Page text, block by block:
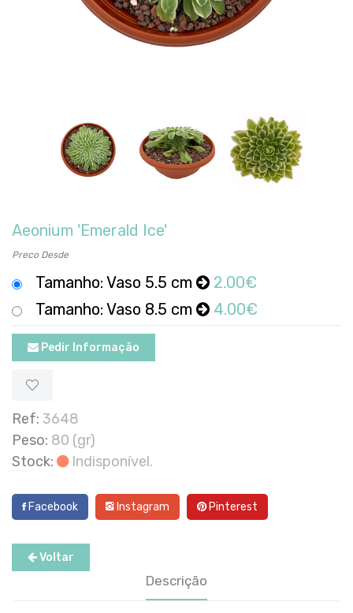
Aeonium 'Emerald Ice'
Preco Desde
Tamanho: Vaso 5.5 cm
2.00€
Tamanho: Vaso 8.5 cm
4.00€
Pedir Informação
Ref: 3648
Peso: 80 (gr)
Stock:
Indisponível.
Facebook Instagram Pinterest
Voltar
Descrição